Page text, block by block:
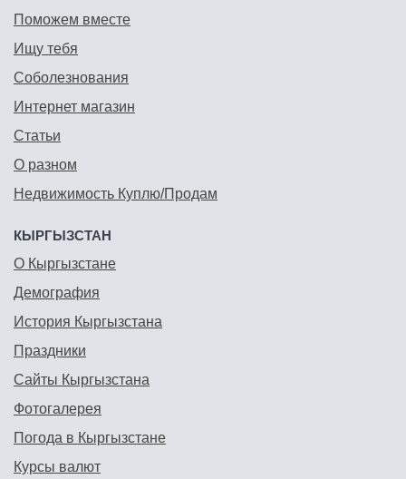
Поможем вместе
Ищу тебя
Соболезнования
Интернет магазин
Статьи
О разном
Недвижимость Куплю/Продам
КЫРГЫЗСТАН
О Кыргызстане
Демография
История Кыргызстана
Праздники
Сайты Кыргызстана
Фотогалерея
Погода в Кыргызстане
Курсы валют